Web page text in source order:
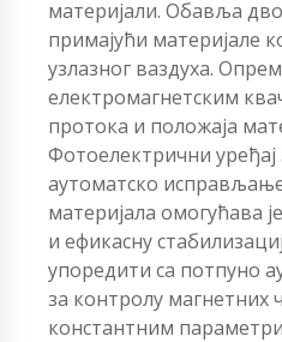
материјали. Обавља
примајући материјале
узлазног ваздуха.
електромагнетским
протока и положаја
Фотоелектрични
аутоматско
материјала омогућава
и ефикасну
упоредити са потпуно
за контролу магнетних
константним